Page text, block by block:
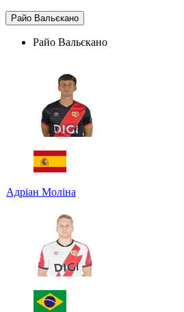
Райо Вальєкано
Райо Вальєкано
Адріан Моліна